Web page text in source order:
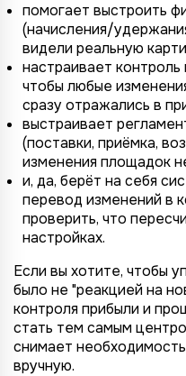
помогает выстроить
(начисления/
видели реальную
настраивает
чтобы любые
сразу отражались в
выстраивает
(поставки, приёмка,
изменения площадок
и, да, берёт на себя
перевод изменений в
проверить, что
настройках.
Если вы хотите, чтобы
было не "реакцией на
контроля прибыли и
стать тем самым
снимает
вручную.